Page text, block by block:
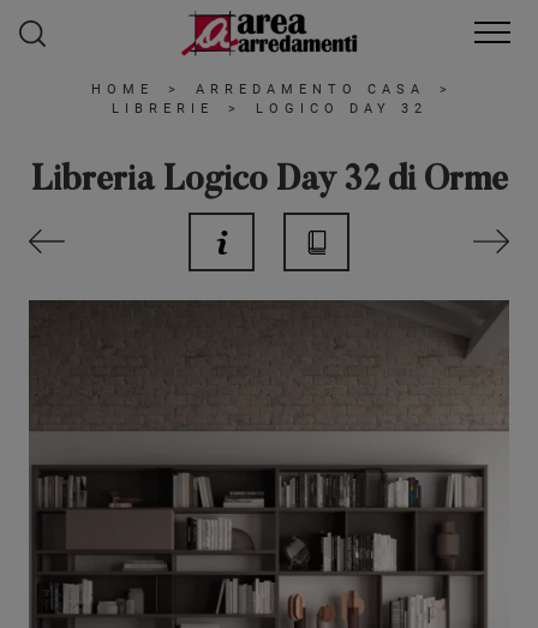
HOME > ARREDAMENTO CASA
>
LIBRERIE
> LOGICO DAY 32
Libreria Logico Day 32 di Orme